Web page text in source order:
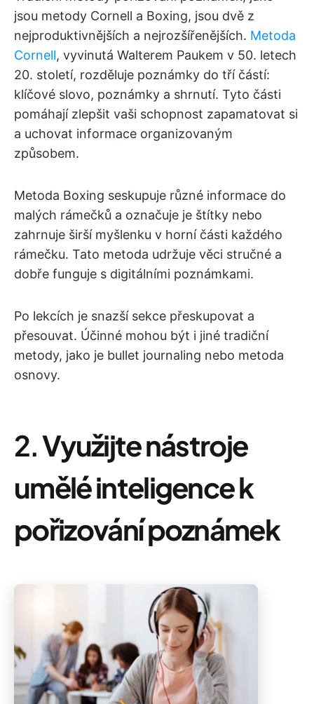
jsou metody Cornell a Boxing, jsou dvě z
nejproduktivnějších a nejrozšířenějších. Metoda
Cornell, vyvinutá Walterem Paukem v 50. letech
20. století, rozděluje poznámky do tří částí:
klíčové slovo, poznámky a shrnutí. Tyto části
pomáhají zlepšit vaši schopnost zapamatovat si
a uchovat informace organizovaným
způsobem.
Metoda Boxing seskupuje různé informace do
malých rámečků a označuje je štítky nebo
zahrnuje širší myšlenku v horní části každého
rámečku. Tato metoda udržuje věci stručné a
dobře funguje s digitálními poznámkami.
Po lekcích je snazší sekce přeskupovat a
přesouvat. Účinné mohou být i jiné tradiční
metody, jako je bullet journaling nebo metoda
osnovy.
2.Využijte nástroje
umělé inteligence k
pořizování poznámek